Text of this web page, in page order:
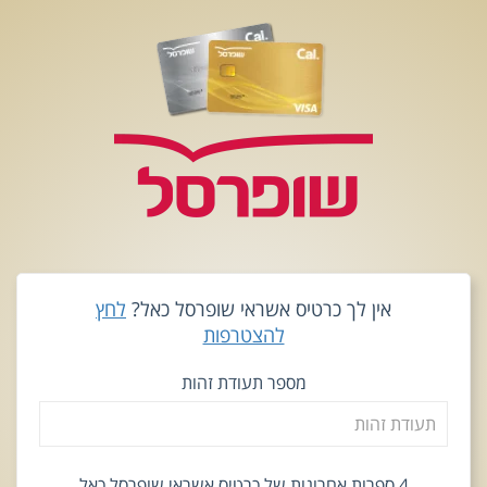
אין לך כרטיס אשראי שופרסל כאל? לחץ
להצטרפות
מספר תעודת זהות